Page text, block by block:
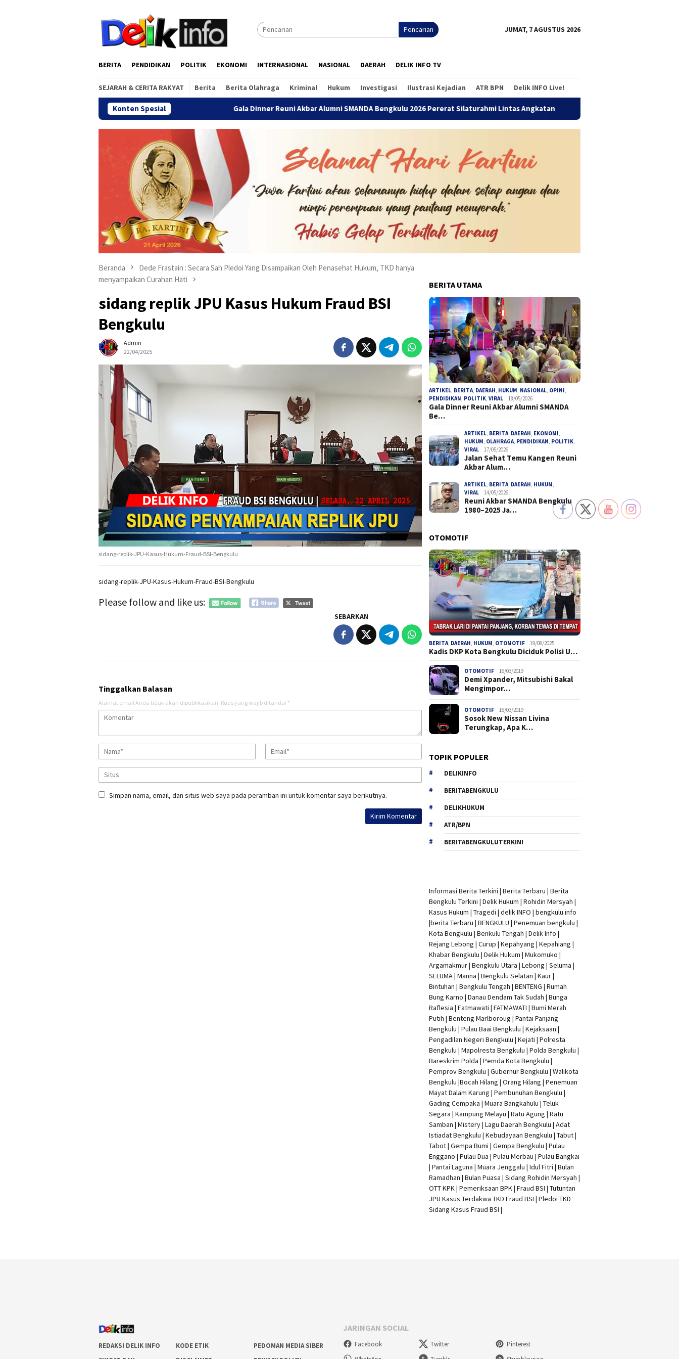
Pencarian JUMAT, 7 AGUSTUS 2026
BERITA PENDIDIKAN POLITIK EKONOMI INTERNASIONAL NASIONAL DAERAH DELIK INFO TV
SEJARAH & CERITA RAKYAT Berita Berita Olahraga Kriminal Hukum Investigasi Ilustrasi Kejadian ATR BPN Delik INFO Live!
Konten Spesial Gala Dinner Reuni Akbar Alumni SMANDA Bengkulu 2026 Pererat Silaturahmi Lintas Angkatan Jalan Sehat Temu Kangen Reuni Akbar
Beranda
Dede Frastain : Secara Sah Pledoi Yang Disampaikan Oleh Penasehat Hukum, TKD hanya
menyampaikan Curahan Hati
sidang replik JPU Kasus Hukum Fraud BSI
Bengkulu
Admin
22/04/2025
sidang-replik-JPU-Kasus-Hukum-Fraud-BSI-Bengkulu
sidang-replik-JPU-Kasus-Hukum-Fraud-BSI-Bengkulu
Please follow and like us:
SEBARKAN
Tinggalkan Balasan
Alamat email Anda tidak akan dipublikasikan. Ruas yang wajib ditandai *
Simpan nama, email, dan situs web saya pada peramban ini untuk komentar saya berikutnya.
BERITA UTAMA
ARTIKEL BERITA DAERAH HUKUM NASIONAL OPINI
PENDIDIKAN POLITIK ,VIRAL 18/05/2026
Gala Dinner Reuni Akbar Alumni SMANDA
Be…
ARTIKEL BERITA DAERAH EKONOMI
HUKUM OLAHRAGA PENDIDIKAN POLITIK
VIRAL
17/05/2026
Jalan Sehat Temu Kangen Reuni
Akbar Alum…
ARTIKEL BERITA DAERAH HUKUM
VIRAL
14/05/2026
Reuni Akbar SMANDA Bengkulu
1980–2025 Ja…
OTOMOTIF
BERITA DAERAH HUKUM OTOMOTIF 19/08/2025
Kadis DKP Kota Bengkulu Diciduk Polisi U…
OTOMOTIF 16/03/2019
Demi Xpander, Mitsubishi Bakal
Mengimpor…
OTOMOTIF 16/03/2019
Sosok New Nissan Livina
Terungkap, Apa K…
TOPIK POPULER
DELIKINFO
BERITABENGKULU
DELIKHUKUM
ATR/BPN
BERITABENGKULUTERKINI
Informasi Berita Terkini |Berita Terbaru |Berita
Bengkulu Terkini |Delik Hukum |Rohidin Mersyah |
Kasus Hukum |Tragedi | delik INFO |bengkulu info
|berita Terbaru | BENGKULU |Penemuan bengkulu |
Kota Bengkulu | Benkulu Tengah |Delik Info |
Rejang Lebong | Curup | Kepahyang | Kepahiang |
Khabar Bengkulu |Delik Hukum | Mukomuko |
Argamakmur | Bengkulu Utara | Lebong | Seluma |
SELUMA | Manna | Bengkulu Selatan | Kaur |
Bintuhan | Bengkulu Tengah | BENTENG | Rumah
Bung Karno | Danau Dendam Tak Sudah | Bunga
Raflesia | Fatmawati | FATMAWATI | Bumi Merah
Putih | Benteng Marlboroug | Pantai Panjang
Bengkulu | Pulau Baai Bengkulu | Kejaksaan |
Pengadilan Negeri Bengkulu | Kejati |Polresta
Bengkulu |Mapolresta Bengkulu | Polda Bengkulu |
Bareskrim Polda | Pemda Kota Bengkulu |
Pemprov Bengkulu |Gubernur Bengkulu | Walikota
Bengkulu |Bocah Hilang | Orang Hilang |Penemuan
Mayat Dalam Karung |Pembunuhan Bengkulu |
Gading Cempaka | Muara Bangkahulu | Teluk
Segara | Kampung Melayu | Ratu Agung | Ratu
Samban | Mistery | Lagu Daerah Bengkulu | Adat
Istiadat Bengkulu | Kebudayaan Bengkulu | Tabut |
Tabot | Gempa Bumi | Gempa Bengkulu |Pulau
Enggano | Pulau Dua | Pulau Merbau | Pulau Bangkai
| Pantai Laguna | Muara Jenggalu | Idul Fitri | Bulan
Ramadhan | Bulan Puasa |Sidang Rohidin Mersyah |
OTT KPK | Pemeriksaan BPK | Fraud BSI |Tutuntan
JPU Kasus Terdakwa TKD Fraud BSI |Pledoi TKD
Sidang Kasus Fraud BSI |
REDAKSI DELIK INFO KODE ETIK
PEDOMAN MEDIA SIBER
JARINGAN SOCIAL
Facebook Twitter
Pinterest